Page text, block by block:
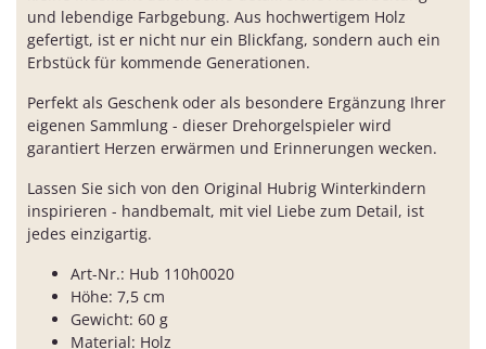
und lebendige Farbgebung. Aus hochwertigem Holz
gefertigt, ist er nicht nur ein Blickfang, sondern auch ein
Erbstück für kommende Generationen.
Perfekt als Geschenk oder als besondere Ergänzung Ihrer
eigenen Sammlung - dieser Drehorgelspieler wird
garantiert Herzen erwärmen und Erinnerungen wecken.
Lassen Sie sich von den Original Hubrig Winterkindern
inspirieren - handbemalt, mit viel Liebe zum Detail, ist
jedes einzigartig.
Art-Nr.: Hub 110h0020
Höhe: 7,5 cm
Gewicht: 60 g
Material: Holz